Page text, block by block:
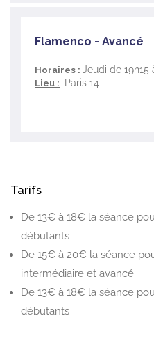
Flamenco - Avancé
Horaires : Jeudi de 19h15
Lieu : Paris 14
Tarifs
De 13€ à 18€ la séance
débutants
De 15€ à 20€ la séance
intermédiaire et avancé
De 13€ à 18€ la séance
débutants